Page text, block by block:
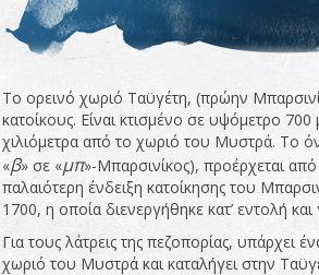
Το ορεινό χωριό Ταϋγέτη, (πρώην
κατοίκους. Είναι κτισμένο σε υψόμετρο
χιλιόμετρα από το χωριό του Μυστρά. Το
«β» σε «μπ»-Μπαρσινίκος), προέρχεται
παλαιότερη ένδειξη κατοίκησης του
1700, η οποία διενεργήθηκε κατ’ εντολή
Για τους λάτρεις της πεζοπορίας, υπάρχει
χωριό του Μυστρά και καταλήγει στην